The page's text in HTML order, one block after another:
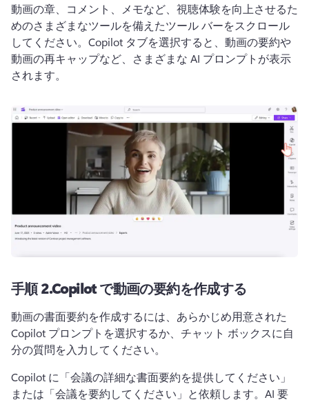
動画の章、コメント、メモなど、視聴体験を向上させるた
めのさまざまなツールを備えたツール バーをスクロール
してください。 Copilot タブを選択すると、動画の要約や
動画の再キャップなど、さまざまな AI プロンプトが表示
されます。
手順 2.Copilot で動画の要約を作成する
動画の書面要約を作成するには、あらかじめ用意された
Copilot プロンプトを選択するか、チャット ボックスに自
分の質問を入力してください。
Copilot に「会議の詳細な書面要約を提供してください」
または「会議を要約してください」と依頼します。 AI 要